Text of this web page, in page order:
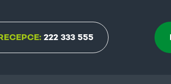
RECEPCE: 222 333 555